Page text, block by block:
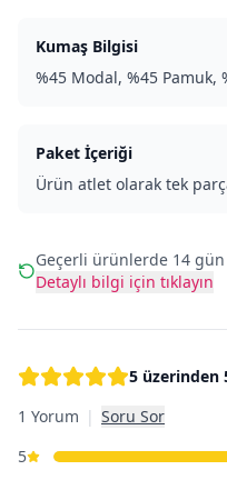
Kumaş Bilgisi
%45 Modal, %45 Pamuk,
Paket İçeriği
Ürün atlet olarak tek
Geçerli ürünlerde 14
Detaylı bilgi için tıklayın
5 üzerinden
1 Yorum | Soru Sor
5